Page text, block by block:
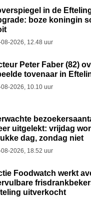
in de
boze koningin
2026, 12.48 uur
Peter Faber (82)
tovenaar in
2026, 10.10 uur
uitgelekt: vrijdag
dag, zondag niet
2026, 18.52 uur
Foodwatch werkt
uitverkocht